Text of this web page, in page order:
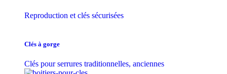
Reproduction et clés sécurisées
Clés à gorge
Clés pour serrures traditionnelles, anciennes